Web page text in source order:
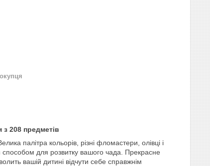
з 208 предметів
палітра кольорів, різні фломастери, олівці і
способом для розвитку вашого чада. Прекрасне
вашій дитині відчути себе справжнім